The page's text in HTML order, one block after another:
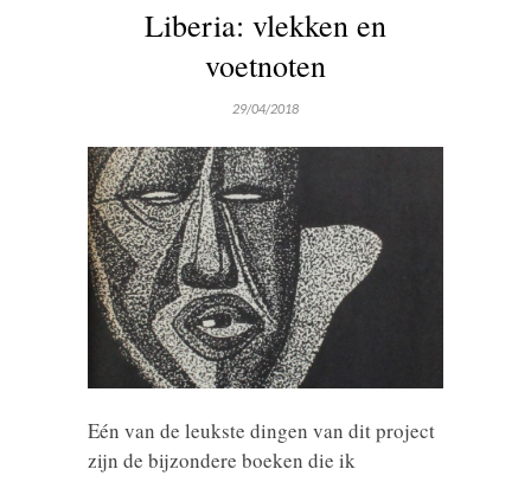
Liberia: vlekken en
voetnoten
29/04/2018
Eén van de leukste dingen van dit project
zijn de bijzondere boeken die ik